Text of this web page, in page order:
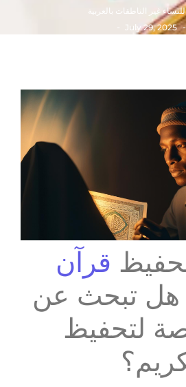
غير الناطقات بالعربية
- July 29, 2025 -
قرآن
هل تبحث عن
لتحفيظ